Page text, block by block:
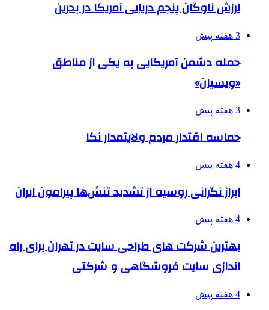
لرزش ناوگان پنجم دریایی آمریکا در بحرین
3 هفته پیش
حمله دشمن آمریکایی به یکی از مناطق
«ویسیان»
3 هفته پیش
حماسه اقتدار مردم ولایتمدار نکا
4 هفته پیش
ابراز نگرانی روسیه از تشدید تنش‌ها پیرامون ایران
4 هفته پیش
بهترین شرکت های طراحی سایت در تهران برای راه
اندازی سایت فروشگاهی و شرکتی
4 هفته پیش